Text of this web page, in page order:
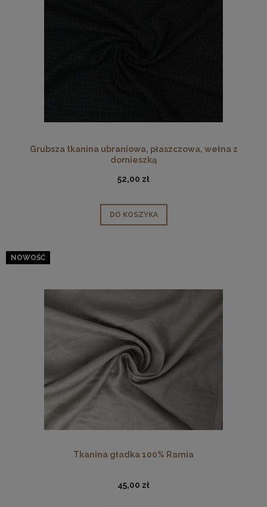
Grubsza tkanina ubraniowa, płaszczowa, wełna z
domieszką
52,00 zł
DO KOSZYKA
Tkanina gładka 100% Ramia
45,00 zł
NOWOŚĆ